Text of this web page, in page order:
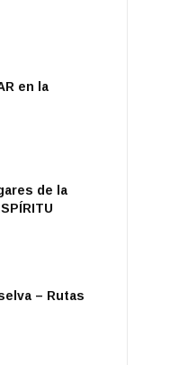
en la
de la
– Rutas